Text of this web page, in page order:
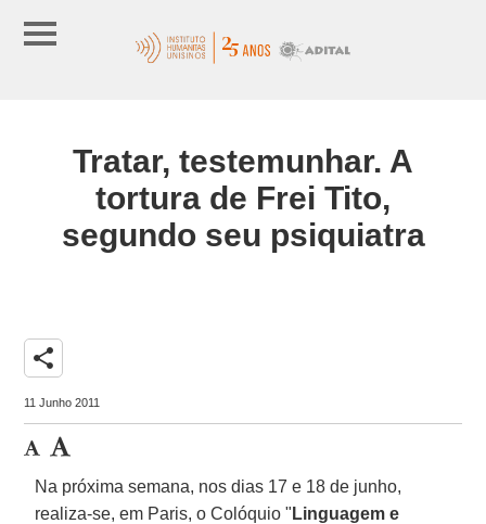
Tratar, testemunhar. A
tortura de Frei Tito,
segundo seu psiquiatra
share
11 Junho 2011
Na próxima semana, nos dias 17 e 18 de junho,
realiza-se, em Paris, o Colóquio " Linguagem e